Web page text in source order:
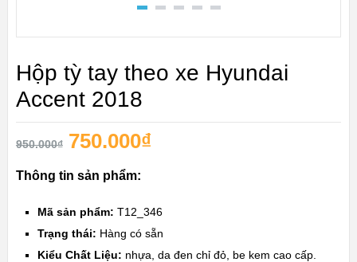
Hộp tỳ tay theo xe Hyundai
Accent 2018
950.000₫ 750.000₫
Thông tin sản phẩm:
Mã sản phẩm: T12_346
Trạng thái: Hàng có sẵn
Kiểu Chất Liệu: nhựa, da đen chỉ đỏ, be kem cao cấp.